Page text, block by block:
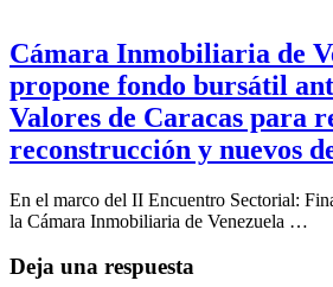
Cámara Inmobiliaria de
propone fondo bursátil
Valores de Caracas para
reconstrucción y nuevos
En el marco del II Encuentro Sectorial:
la Cámara Inmobiliaria de Venezuela …
Deja una respuesta